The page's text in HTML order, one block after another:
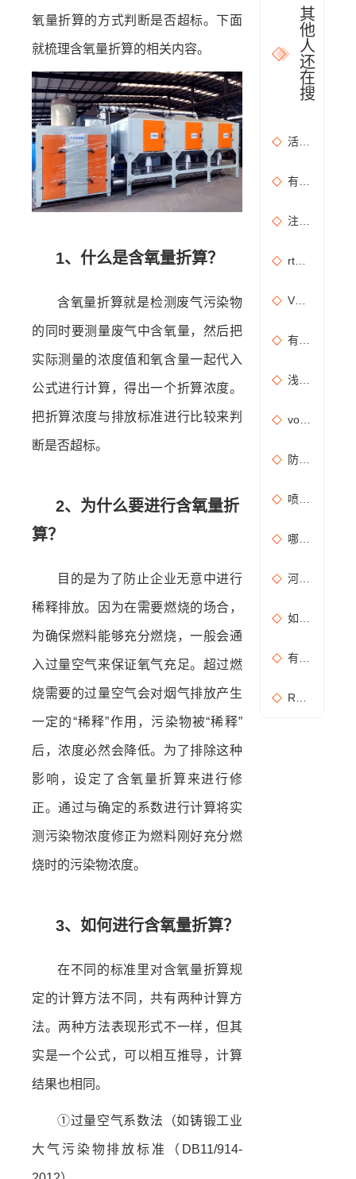
氧量折算的方式判断是否超标。下面
就梳理含氧量折算的相关内容。
1、什么是含氧量折算？
含氧量折算就是检测废气污染物
的同时要测量废气中含氧量，然后把
实际测量的浓度值和氧含量一起代入
公式进行计算，得出一个折算浓度。
把折算浓度与排放标准进行比较来判
断是否超标。
2、为什么要进行含氧量折
算？
目的是为了防止企业无意中进行
稀释排放。因为在需要燃烧的场合，
为确保燃料能够充分燃烧，一般会通
入过量空气来保证氧气充足。超过燃
烧需要的过量空气会对烟气排放产生
一定的“稀释”作用，污染物被“稀释”
后，浓度必然会降低。为了排除这种
影响，设定了含氧量折算来进行修
正。通过与确定的系数进行计算将实
测污染物浓度修正为燃料刚好充分燃
烧时的污染物浓度。
3、如何进行含氧量折算？
在不同的标准里对含氧量折算规
定的计算方法不同，共有两种计算方
法。两种方法表现形式不一样，但其
实是一个公式，可以相互推导，计算
结果也相同。
①过量空气系数法（如铸锻工业
大气污染物排放标准（DB11/914-
其
他
人
还
在
搜